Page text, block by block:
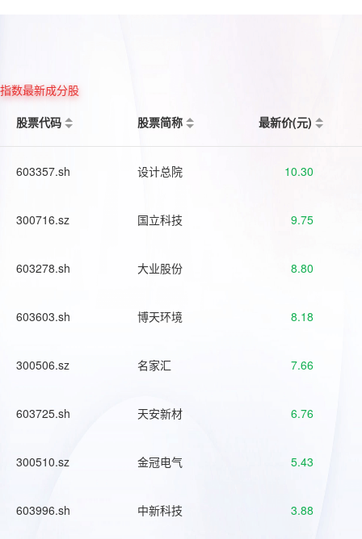
指数最新成分股
股票代码
股票简称 最新价(元)
603357.sh 设计总院 10.30
300716.sz 国立科技 9.75
603278.sh 大业股份 8.80
603603.sh 博天环境 8.18
300506.sz 名家汇 7.66
603725.sh 天安新材 6.76
300510.sz 金冠电气 5.43
603996.sh 中新科技 3.88